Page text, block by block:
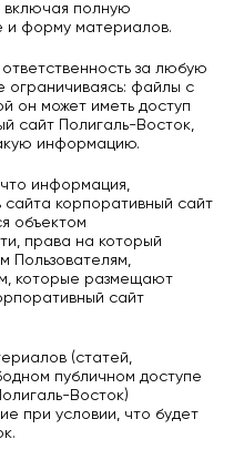
включая полную
и форму материалов.
ответственность за любую
файлы с
он может иметь доступ
сайт Полигаль-Восток,
информацию.
что информация,
сайта корпоративный сайт
объектом
права на который
Пользователям,
которые размещают
сайт
(статей,
публичном доступе
Восток)
при условии, что будет